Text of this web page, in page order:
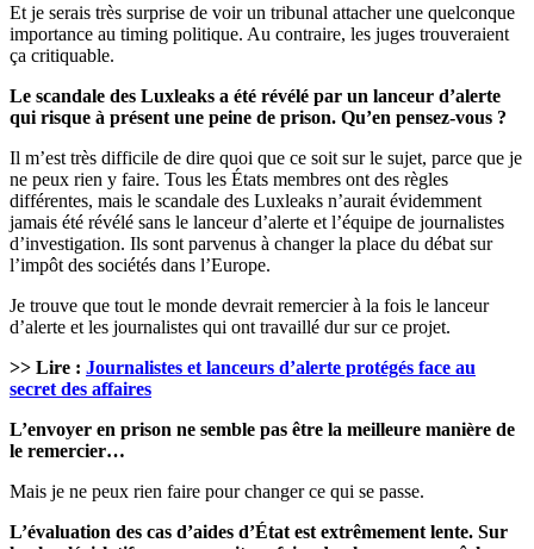
Et je serais très surprise de voir un tribunal attacher une quelconque
importance au timing politique. Au contraire, les juges trouveraient
ça critiquable.
Le scandale des Luxleaks a été révélé par un lanceur d’alerte
qui risque à présent une peine de prison. Qu’en pensez-vous ?
Il m’est très difficile de dire quoi que ce soit sur le sujet, parce que je
ne peux rien y faire. Tous les États membres ont des règles
différentes, mais le scandale des Luxleaks n’aurait évidemment
jamais été révélé sans le lanceur d’alerte et l’équipe de journalistes
d’investigation. Ils sont parvenus à changer la place du débat sur
l’impôt des sociétés dans l’Europe.
Je trouve que tout le monde devrait remercier à la fois le lanceur
d’alerte et les journalistes qui ont travaillé dur sur ce projet.
>> Lire : Journalistes et lanceurs d’alerte protégés face au
secret des affaires
L’envoyer en prison ne semble pas être la meilleure manière de
le remercier…
Mais je ne peux rien faire pour changer ce qui se passe.
L’évaluation des cas d’aides d’État est extrêmement lente. Sur